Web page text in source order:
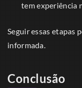
tem experiência
Seguir essas etapas
informada.
Conclusão